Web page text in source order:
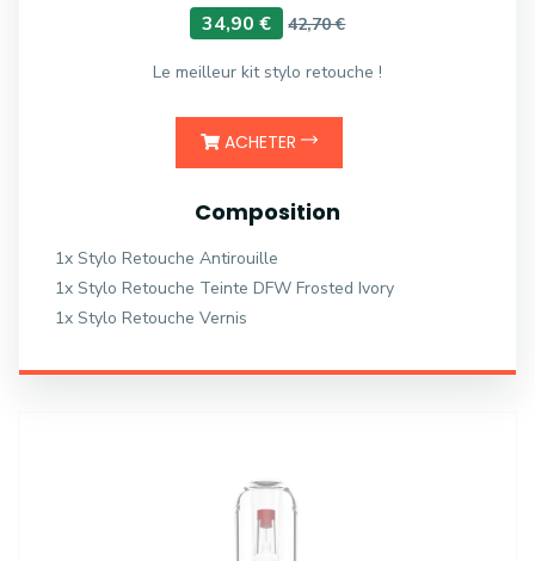
34,90 € 42,70 €
Le meilleur kit stylo retouche !
ACHETER
Composition
1x Stylo Retouche Antirouille
1x Stylo Retouche Teinte DFW Frosted Ivory
1x Stylo Retouche Vernis